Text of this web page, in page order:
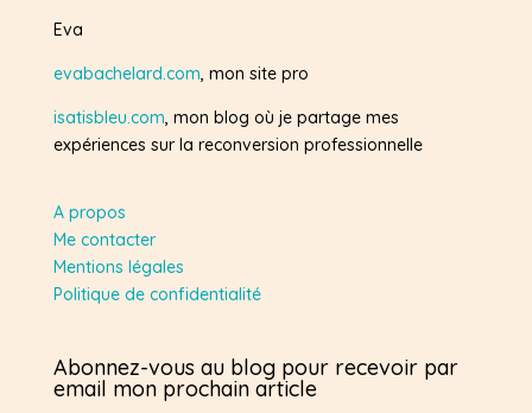
Eva
evabachelard.com, mon site pro
isatisbleu.com, mon blog où je partage mes
expériences sur la reconversion professionnelle
A propos
Me contacter
Mentions légales
Politique de confidentialité
Abonnez-vous au blog pour recevoir par
email mon prochain article